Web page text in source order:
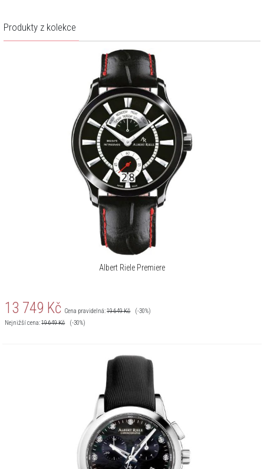
Produkty z kolekce
Albert Riele Premiere
13 749 Kč Cena pravidelná:19 649Kč
(-30%)
Nejnižší cena:19 649Kč (-30%)